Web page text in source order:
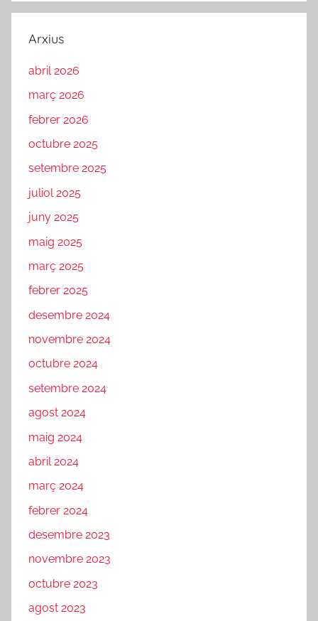
Arxius
abril 2026
març 2026
febrer 2026
octubre 2025
setembre 2025
juliol 2025
juny 2025
maig 2025
març 2025
febrer 2025
desembre 2024
novembre 2024
octubre 2024
setembre 2024
agost 2024
maig 2024
abril 2024
març 2024
febrer 2024
desembre 2023
novembre 2023
octubre 2023
agost 2023